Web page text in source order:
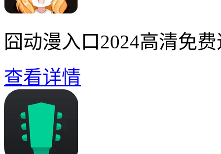
囧动漫入口2024高清免
查看详情